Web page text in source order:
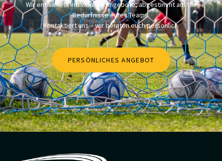
Wir entwickeln individuelle Angebote, abgestimmt auf die
Bedürfnisse eures Teams.
Kontaktiert uns – wir beraten euch persönlich.
PERSÖNLICHES ANGEBOT